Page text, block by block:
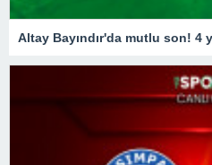
Altay Bayındır'da mutlu son! 4